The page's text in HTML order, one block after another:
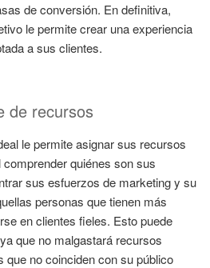
de conversión. En definitiva,
le permite crear una experiencia
a sus clientes.
de recursos
le permite asignar sus recursos
quiénes son sus
sus esfuerzos de marketing y su
personas que tienen más
en clientes fieles. Esto puede
que no malgastará recursos
que no coinciden con su público